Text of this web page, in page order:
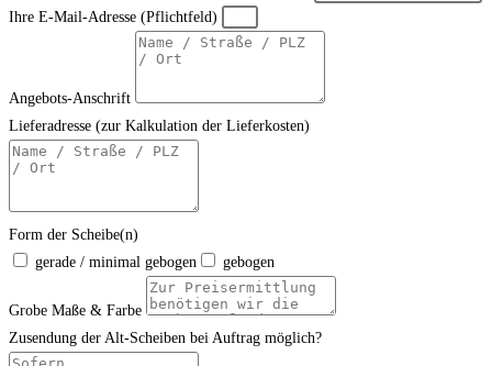
Ihre E-Mail-Adresse (Pflichtfeld)
Angebots-Anschrift
Lieferadresse (zur Kalkulation der Lieferkosten)
Form der Scheibe(n)
gerade / minimal gebogen
gebogen
Grobe Maße & Farbe
Zusendung der Alt-Scheiben bei Auftrag möglich?